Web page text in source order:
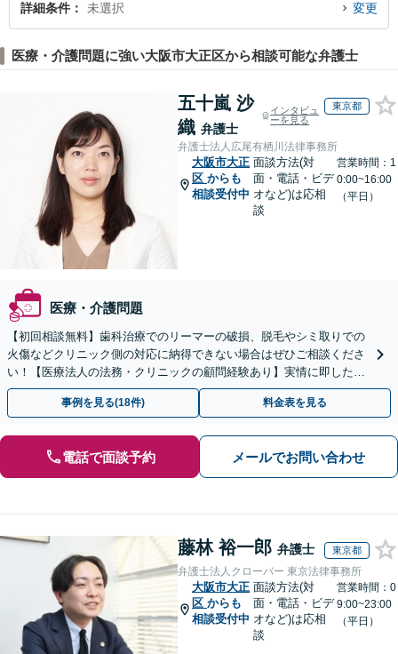
詳細条件 未選択 変更
医療・介護問題に強い大阪市大正区から相談可能な弁護士
五十嵐 沙
織 弁護士
インタビュ
ーを見る
東京都
弁護士法人広尾有栖川法律事務所
大阪市大正
区 からも
相談受付中
面談方法(対
面・電話・ビデ
オなど)は応相
談
営業時間：1
0:00~16:00
（平日）
医療・介護問題
【初回相談無料】歯科治療でのリーマーの破損、脱毛やシミ取りでの
火傷などクリニック側の対応に納得できない場合はぜひご相談くださ
い！【医療法人の法務・クリニックの顧問経験あり】実情に即したア
ドバイスで、納得のできるトラブルの解決を目指します。
事例を見る(18件) 料金表を見る
電話で面談予約 メールでお問い合わせ
藤林 裕一郎 弁護士 東京都
弁護士法人クローバー 東京法律事務所
大阪市大正
区 からも
相談受付中
面談方法(対
面・電話・ビデ
オなど)は応相
談
営業時間：0
9:00~23:00
（平日）